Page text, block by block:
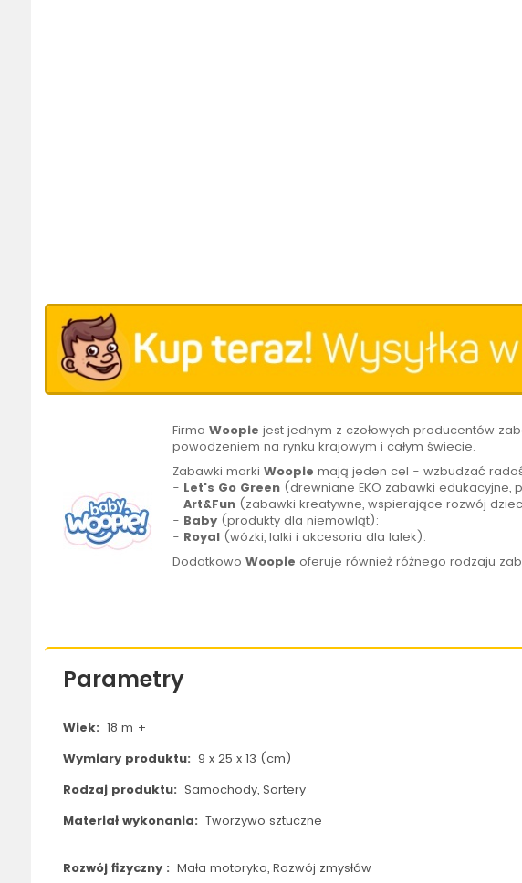
FirmaWoopiejest jednym z czołowych producentów
powodzeniem na rynku krajowym i całym świecie.
Zabawki markiWoopie mają jeden cel - wzbudzać
- Let's Go Green (drewniane EKO zabawki
-Art&Fun (zabawki kreatywne, wspierające rozwój
- Baby (produkty dla niemowląt);
- Royal (wózki, lalki i akcesoria dla lalek).
DodatkowoWoopie oferuje również różnego rodzaju
Parametry
Wiek: 18 m +
Wymiary produktu: 9 x 25 x 13 (cm)
Rodzaj produktu: Samochody, Sortery
Materiał wykonania: Tworzywo sztuczne
Rozwój fizyczny : Mała motoryka, Rozwój zmysłów